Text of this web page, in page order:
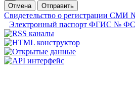
Отмена
Отправить
Свидетельство о регистрации СМИ
Электронный паспорт ФГИС №